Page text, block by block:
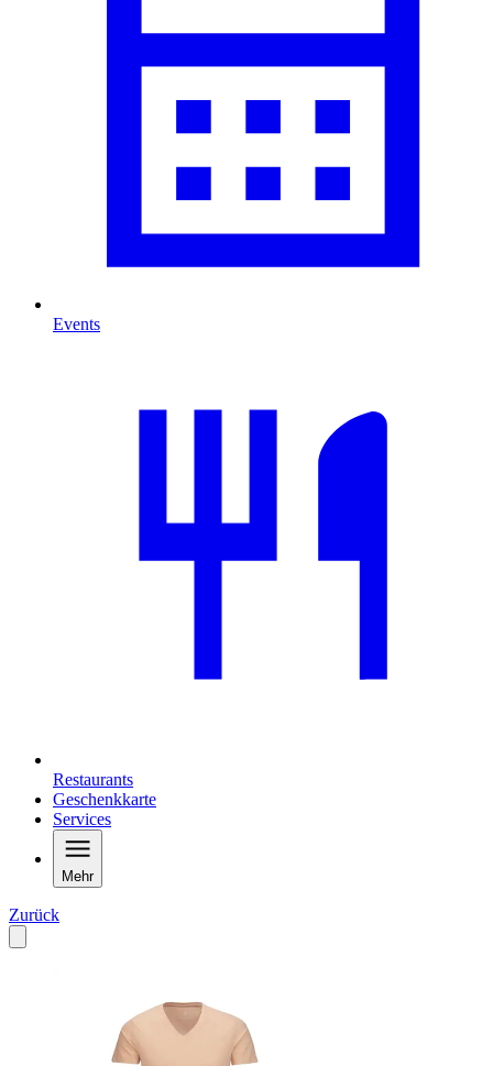
Events
Restaurants
Geschenkkarte
Services
Mehr
Zurück